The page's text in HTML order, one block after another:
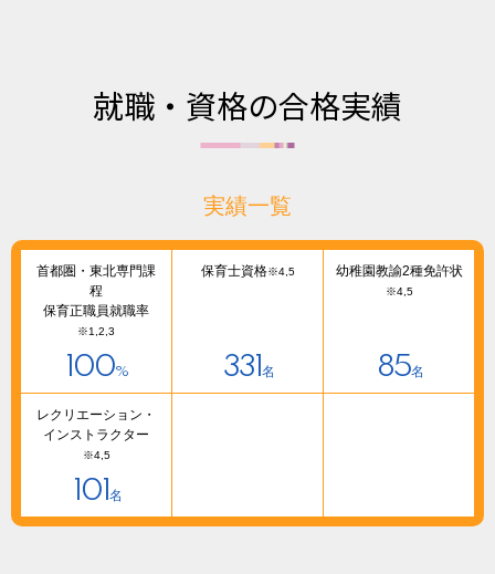
就職・資格の合格実績
実績一覧
首都圏・東北専門課
程
保育正職員就職率
※1,2,3
100%
保育士資格※4,5
331名
幼稚園教諭2種免許状
※4,5
85名
レクリエーション・
インストラクター
※4,5
101名